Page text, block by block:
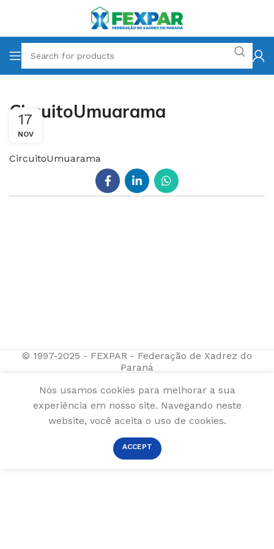
CircuitoUmuarama
17
NOV
CircuitoUmuarama
© 1997-2025 - FEXPAR - Federação de Xadrez do
Paraná
Nós usamos cookies para melhorar a sua
experiência em nosso site. Navegando neste
website, você aceita o uso de cookies.
ACCEPT